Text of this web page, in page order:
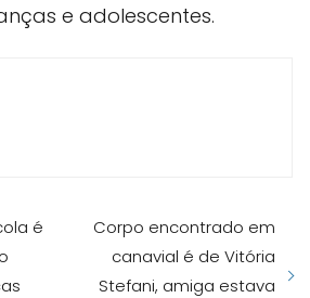
e adolescentes.
é
Corpo encontrado em
canavial é de Vitória
Stefani, amiga estava